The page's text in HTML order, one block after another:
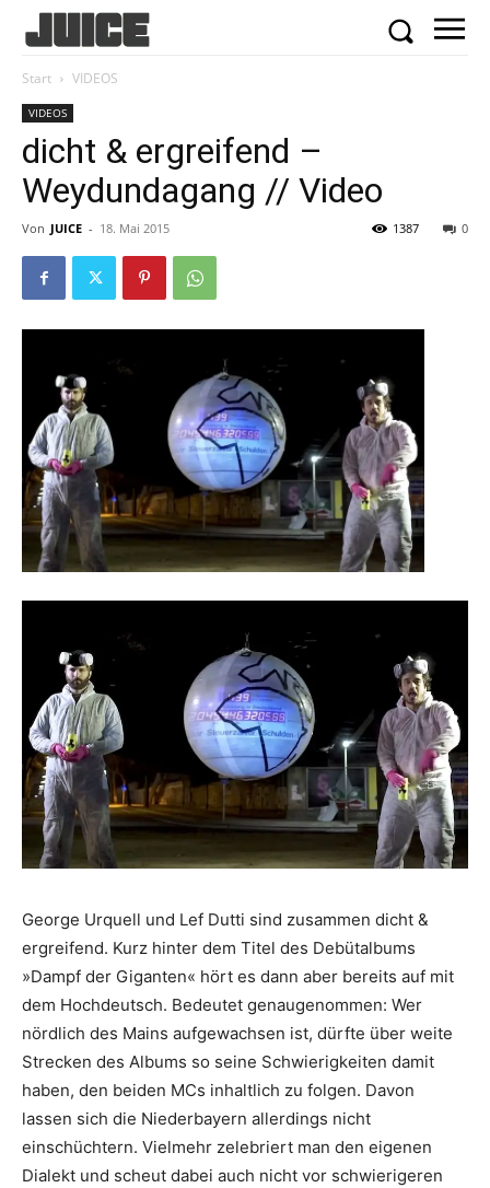
Start VIDEOS
VIDEOS
dicht & ergreifend –
Weydundagang // Video
Von JUICE - 18. Mai 2015 0
1387
George Urquell und Lef Dutti sind zusammen dicht &
ergreifend. Kurz hinter dem Titel des Debütalbums
»Dampf der Giganten« hört es dann aber bereits auf mit
dem Hochdeutsch. Bedeutet genaugenommen: Wer
nördlich des Mains aufgewachsen ist, dürfte über weite
Strecken des Albums so seine Schwierigkeiten damit
haben, den beiden MCs inhaltlich zu folgen. Davon
lassen sich die Niederbayern allerdings nicht
einschüchtern. Vielmehr zelebriert man den eigenen
Dialekt und scheut dabei auch nicht vor schwierigeren